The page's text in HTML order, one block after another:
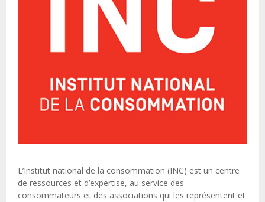
L’Institut national de la consommation (INC) est un centre
de ressources et d’expertise, au service des
consommateurs et des associations qui les représentent et